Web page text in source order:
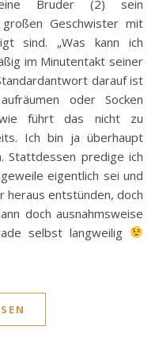
Bruder (2) sein
Geschwister mit
sind. „Was kann ich
im Minutentakt seiner
darauf ist
oder Socken
führt das nicht zu
Ich bin ja überhaupt
Stattdessen predige ich
eigentlich sei und
heraus entstünden, doch
doch ausnahmsweise
selbst langweilig